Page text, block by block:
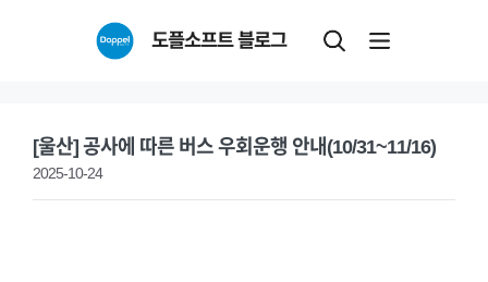
도플소프트 블로그
[울산] 공사에 따른 버스 우회운행 안내(10/31~11/16)
2025-10-24